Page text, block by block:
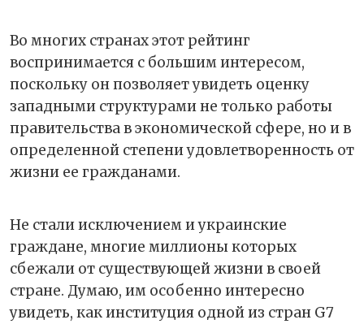
Во многих странах этот рейтинг
воспринимается с большим интересом,
поскольку он позволяет увидеть оценку
западными структурами не только работы
правительства в экономической сфере, но и в
определенной степени удовлетворенность от
жизни ее гражданами.
Не стали исключением и украинские
граждане, многие миллионы которых
сбежали от существующей жизни в своей
стране. Думаю, им особенно интересно
увидеть, как институция одной из стран G7